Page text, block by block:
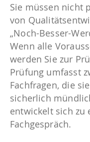
Sie müssen nicht
von
„Noch-Besser-
Wenn alle
werden Sie zur
Prüfung umfasst
Fachfragen, die
sicherlich
entwickelt sich zu
Fachgespräch.